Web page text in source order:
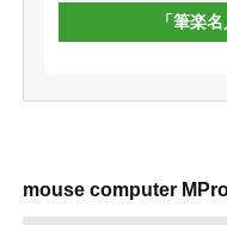
「筆楽
mouse computer